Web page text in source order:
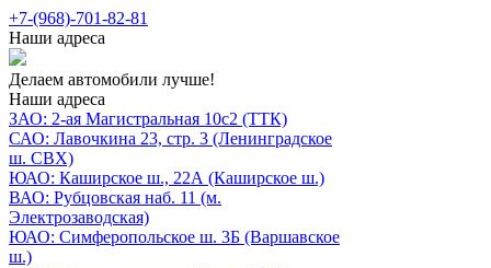
+7-(968)-701-82-81
Наши адреса
Делаем автомобили лучше!
Наши адреса
ЗАО: 2-ая Магистральная 10с2 (ТТК)
САО: Лавочкина 23, стр. 3 (Ленинградское
ш. СВХ)
ЮАО: Каширское ш., 22А (Каширское ш.)
ВАО: Рубцовская наб. 11 (м.
Электрозаводская)
ЮАО: Симферопольское ш. 3Б (Варшавское
ш.)